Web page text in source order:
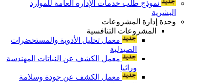
نموذج طلب خدمات الإدارة العامة للموارد
البشرية
وحدة إدارة المشروعات
المشروعات التنافسية
معمل تحليل الأدوية والمستحضرات
الصيدلية
معمل الكشف عن النباتات المهندسة
وراثيا
معمل الكشف عن جودة وسلامة